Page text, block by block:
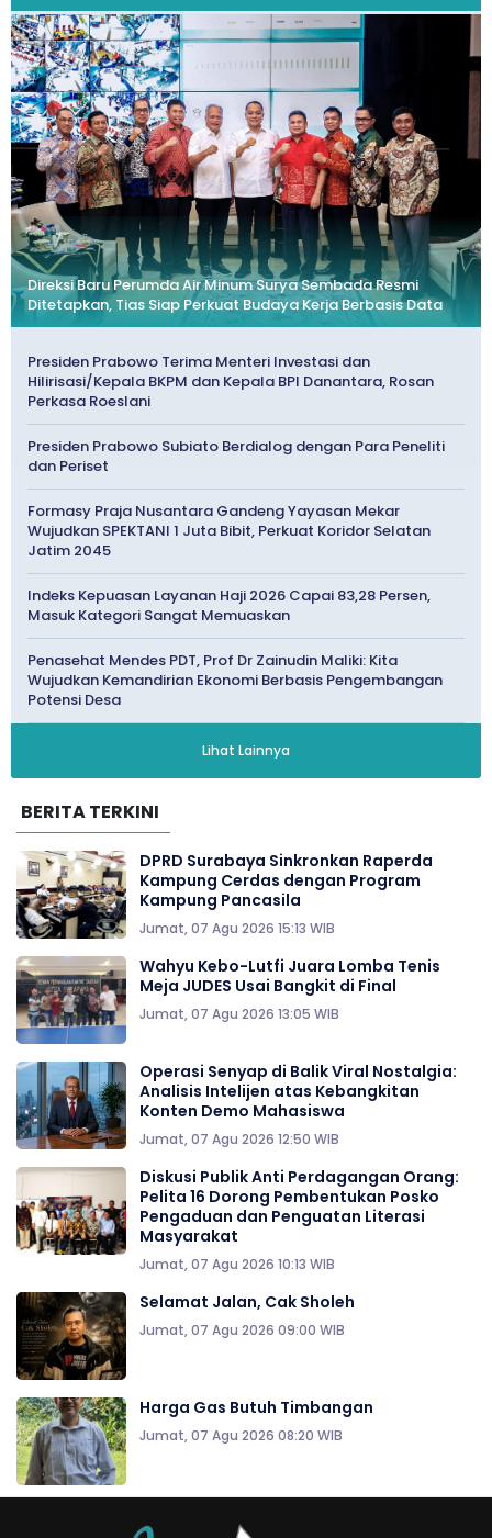
Direksi Baru Perumda Air Minum Surya Sembada Resmi
Ditetapkan, Tias Siap Perkuat Budaya Kerja Berbasis Data
Presiden Prabowo Terima Menteri Investasi dan
Hilirisasi/Kepala BKPM dan Kepala BPI Danantara, Rosan
Perkasa Roeslani
Presiden Prabowo Subiato Berdialog dengan Para Peneliti
dan Periset
Formasy Praja Nusantara Gandeng Yayasan Mekar
Wujudkan SPEKTANI 1 Juta Bibit, Perkuat Koridor Selatan
Jatim 2045
Indeks Kepuasan Layanan Haji 2026 Capai 83,28 Persen,
Masuk Kategori Sangat Memuaskan
Penasehat Mendes PDT, Prof Dr Zainudin Maliki: Kita
Wujudkan Kemandirian Ekonomi Berbasis Pengembangan
Potensi Desa
Lihat Lainnya
BERITA TERKINI
DPRD Surabaya Sinkronkan Raperda
Kampung Cerdas dengan Program
Kampung Pancasila
Jumat, 07 Agu 2026 15:13 WIB
Wahyu Kebo-Lutfi Juara Lomba Tenis
Meja JUDES Usai Bangkit di Final
Jumat, 07 Agu 2026 13:05 WIB
Operasi Senyap di Balik Viral Nostalgia:
Analisis Intelijen atas Kebangkitan
Konten Demo Mahasiswa
Jumat, 07 Agu 2026 12:50 WIB
Diskusi Publik Anti Perdagangan Orang:
Pelita 16 Dorong Pembentukan Posko
Pengaduan dan Penguatan Literasi
Masyarakat
Jumat, 07 Agu 2026 10:13 WIB
Selamat Jalan, Cak Sholeh
Jumat, 07 Agu 2026 09:00 WIB
Harga Gas Butuh Timbangan
Jumat, 07 Agu 2026 08:20 WIB